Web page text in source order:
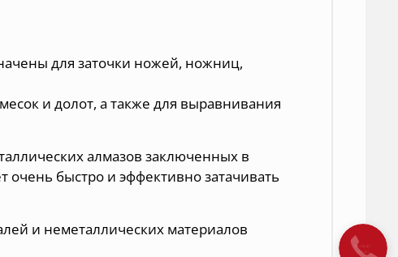
для заточки ножей, ножниц,
и долот, а также для выравнивания
алмазов заключенных в
быстро и эффективно затачивать
и неметаллических материалов